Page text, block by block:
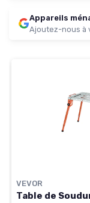
Appareils
Ajoutez-nous à
VEVOR
Table de